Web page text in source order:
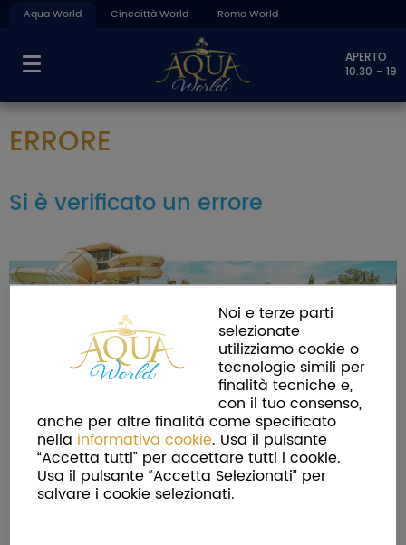
Noi e terze parti
selezionate
utilizziamo cookie o
tecnologie simili per
finalità tecniche e,
con il tuo consenso,
anche per altre finalità come specificato
nella informativa cookie. Usa il pulsante
“Accetta tutti” per accettare tutti i cookie.
Usa il pulsante “Accetta Selezionati” per
salvare i cookie selezionati.
Aqua World Cinecittà World Roma World
APERTO
10.30 - 19
ERRORE
Si è verificato un errore
Torna in Home Page